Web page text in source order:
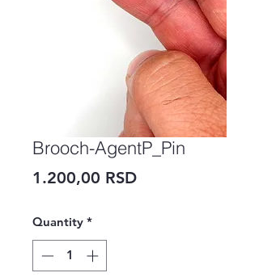
Brooch-AgentP_Pin
1.200,00 RSDPrice
Quantity *